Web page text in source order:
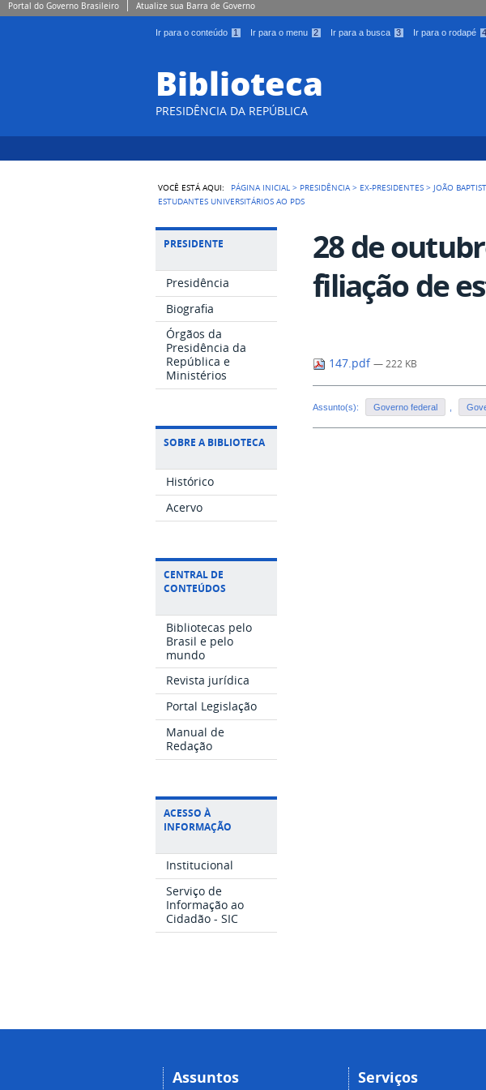
Portal do Governo Brasileiro Atualize sua Barra de Governo
Ir para o conteúdo 1 Ir para o menu 2 Ir para a busca 3 Ir para o rodapé 4
Biblioteca
PRESIDÊNCIA DA REPÚBLICA
VOCÊ ESTÁ AQUI: PÁGINA INICIAL > PRESIDÊNCIA > EX-PRESIDENTES > JOÃO
ESTUDANTES UNIVERSITÁRIOS AO PDS
PRESIDENTE
Presidência
Biografia
Órgãos da
Presidência da
República e
Ministérios
SOBRE A BIBLIOTECA
Histórico
Acervo
CENTRAL DE
CONTEÚDOS
Bibliotecas pelo
Brasil e pelo
mundo
Revista jurídica
Portal Legislação
Manual de
Redação
ACESSO À
INFORMAÇÃO
Institucional
Serviço de
Informação ao
Cidadão - SIC
28 de
filiação de
147.pdf— 222 KB
Assunto(s): Governo federal
Assuntos Serviços